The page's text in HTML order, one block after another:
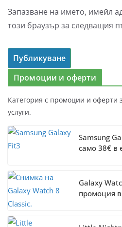
Запазване на името, имейл
този браузър за следващия
Промоции и оферти
Категория с промоции и оферти
услуги.
Samsung
само 38€ в
Galaxy
промоция